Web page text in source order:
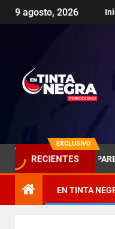
9 agosto, 2026
EXCLUSIVO
RECIENTES
DE LA PAREJA
EN TINTA